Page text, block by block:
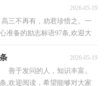
2026-05-19
三不再有，劝君珍惜之。一
准备的励志标语97条,欢迎大
2026-05-19
于发问的人，知识丰富。
,欢迎阅读，希望能够对大家